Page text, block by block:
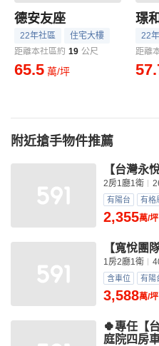
德安友座
22年社區
住宅大樓
距離本社區約 19 公尺
65.5 萬/坪
璟
22
距離
附近搶手物件推薦
【台灣永
2房1廳1衛
有陽台 有格
2,355萬/坪
【寬悅團
1房2廳1衛
含車位 有陽
3,588萬/坪
🍀專任【
庭院四房